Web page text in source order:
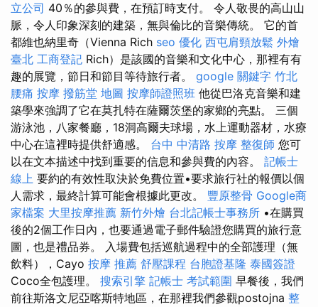
立公司 40％的參與費，在預訂時支付。 令人敬畏的高山山
脈，令人印象深刻的建築，無與倫比的音樂傳統。 它的首
都維也納里奇（Vienna Rich seo 優化 西屯肩頸放鬆 外燴
臺北 工商登記 Rich）是該國的音樂和文化中心，那裡有有
趣的展覽，節日和節目等待旅行者。 google 關鍵字 竹北
腰痛 按摩 撥筋堂 地圖 按摩師證照班 他從巴洛克音樂和建
築學來強調了它在莫扎特在薩爾茨堡的家鄉的亮點。 三個
游泳池，八家餐廳，18洞高爾夫球場，水上運動器材，水療
中心在這裡時提供舒適感。 台中 中清路 按摩 整復師 您可
以在文本描述中找到重要的信息和參與費的內容。 記帳士
線上 要約的有效性取決於免費位置•要求旅行社的報價以個
人需求，最終計算可能會根據此更改。 豐原整骨 Google商
家檔案 大里按摩推薦 新竹外燴 台北記帳士事務所 •在購買
後的2個工作日內，也要通過電子郵件驗證您購買的旅行意
圖，也是禮品券。 入場費包括巡航過程中的全部護理（無
飲料），Cayo 按摩 推薦 舒壓課程 台胞證基隆 泰國簽證
Coco全包護理。 搜索引擎 記帳士 考試範圍 早餐後，我們
前往斯洛文尼亞喀斯特地區，在那裡我們參觀postojna 整